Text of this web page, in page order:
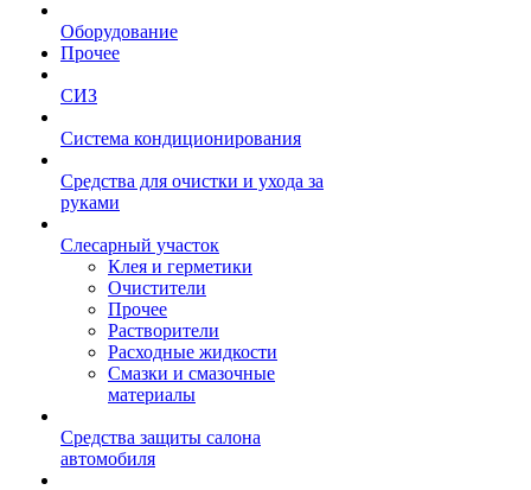
Оборудование
Прочее
СИЗ
Система кондиционирования
Средства для очистки и ухода за
руками
Слесарный участок
Клея и герметики
Очистители
Прочее
Растворители
Расходные жидкости
Смазки и смазочные
материалы
Средства защиты салона
автомобиля